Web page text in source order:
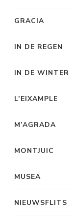
GRACIA
IN DE REGEN
IN DE WINTER
L’EIXAMPLE
M’AGRADA
MONTJUIC
MUSEA
NIEUWSFLITS